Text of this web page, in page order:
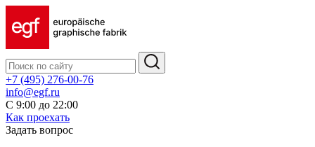
+7 (495) 276-00-76
info@egf.ru
С 9:00 до 22:00
Как проехать
Задать вопрос